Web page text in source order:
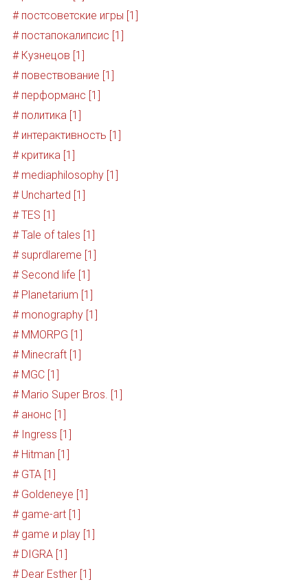
# постсоветские игры [1]
# постапокалипсис [1]
# Кузнецов [1]
# повествование [1]
# перформанс [1]
# политика [1]
# интерактивность [1]
# критика [1]
# mediaphilosophy [1]
# Uncharted [1]
# TES [1]
# Tale of tales [1]
# suprdlareme [1]
# Second life [1]
# Planetarium [1]
# monography [1]
# MMORPG [1]
# Minecraft [1]
# MGC [1]
# Mario Super Bros. [1]
# анонс [1]
# Ingress [1]
# Hitman [1]
# GTA [1]
# Goldeneye [1]
# game-art [1]
# game и play [1]
# DIGRA [1]
# Dear Esther [1]